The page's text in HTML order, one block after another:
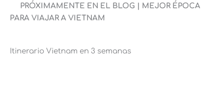
PRÓXIMAMENTE EN EL BLOG | MEJOR ÉPOCA
PARA VIAJAR A VIETNAM
Itinerario Vietnam en 3 semanas